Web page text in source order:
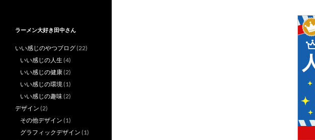
ラーメン大好き田中さん
いい感じのやつブログ(22)
いい感じの人生 (4)
いい感じの健康(2)
いい感じの環境(1)
いい感じの趣味(2)
デザイン (2)
その他デザイン (1)
グラフィックデザイン (1)